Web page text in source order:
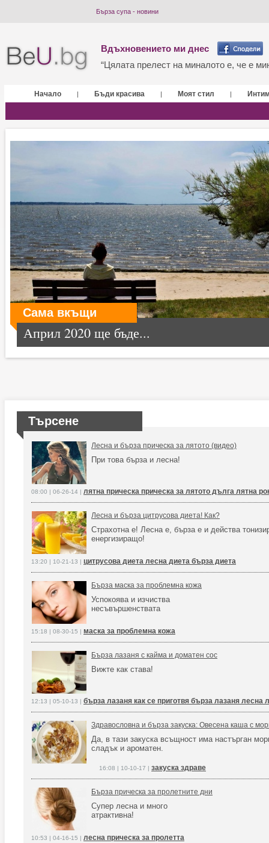
Бърза супа - новини
Вдъхновението ми днес
“Цялата прелест на миналото е, че е
Начало | Бъди красива | Моят стил |
Сама вкъщи
Април 2020 ще бъде...
Търсене
Лесна и бърза прическа за лятото (видео)
При това бърза и лесна!
08:00 | 06-26-14 | лятна прическа прическа за лятото дълга лятна
Лесна и бърза цитрусова диета! Как?
Страхотна е! Лесна е, бърза е и действа
енергизиращо!
13:20 | 10-21-13 | цитрусова диета лесна диета бърза диета
Бърза маска за проблемна кожа
Успокоява и изчиства
несъвършенствата
15:18 | 08-30-15 | маска за проблемна кожа
Бърза лазаня с кайма и доматен сос
Вижте как става!
12:13 | 05-10-13 | бърза лазаня как се приготвя бърза лазаня лесна
Здравословна и бърза закуска: Овесена каша с
Да, в тази закуска всъщност има настърган
сладък и ароматен.
16:08 | 10-10-17 | закуска здраве
Бърза прическа за пролетните дни
Супер лесна и много
атрактивна!
10:53 | 04-16-15 | лесна прическа за пролетта